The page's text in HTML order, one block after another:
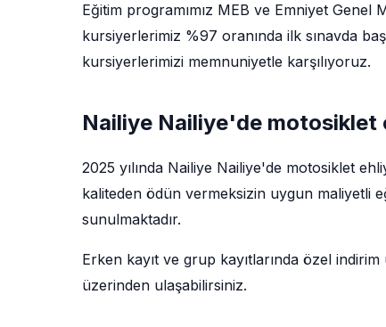
Eğitim programımız MEB ve Emniyet
kursiyerlerimiz %97 oranında ilk sınavda
kursiyerlerimizi memnuniyetle karşılıyoruz.
Nailiye Nailiye'de motosiklet
2025 yılında Nailiye Nailiye'de motosiklet
kaliteden ödün vermeksizin uygun maliyetli
sunulmaktadır.
Erken kayıt ve grup kayıtlarında özel
üzerinden ulaşabilirsiniz.